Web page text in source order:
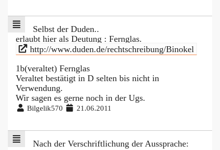
Selbst der Duden..
erlaubt hier als Deutung : Fernglas.
http://www.duden.de/rechtschreibung/Binokel
1b(veraltet) Fernglas
Veraltet bestätigt in D selten bis nicht in
Verwendung.
Wir sagen es gerne noch in der Ugs.
Bilgelik570 21.06.2011
Nach der Verschriftlichung der Aussprache: